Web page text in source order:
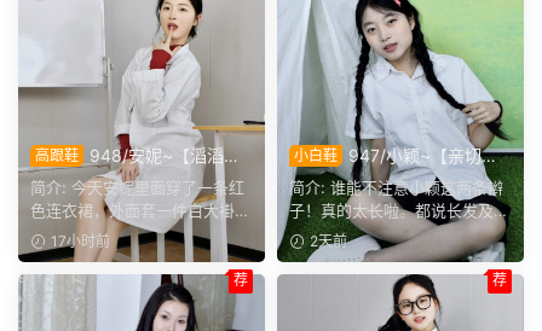
高跟鞋
948/安妮~【滔滔不
绝】无需面对面，一通电话就
能彻夜长谈，这大概就是女生
之间难得的默契。
简介: 今天安妮里面穿了一条红
色连衣裙，外面套一件白大褂，
正聊起和闺蜜通电话的...
17小时前
小白鞋
947/小颖~【亲切大
方】神情温和从容，是印象里
邻家女孩的样子，温顺恬静，
越看越舒服。
简介: 谁能不注意小颖这两条辫
子！真的太长啦。都说长发及
腰，她这编好的麻花辫，...
2天前
荐 荐